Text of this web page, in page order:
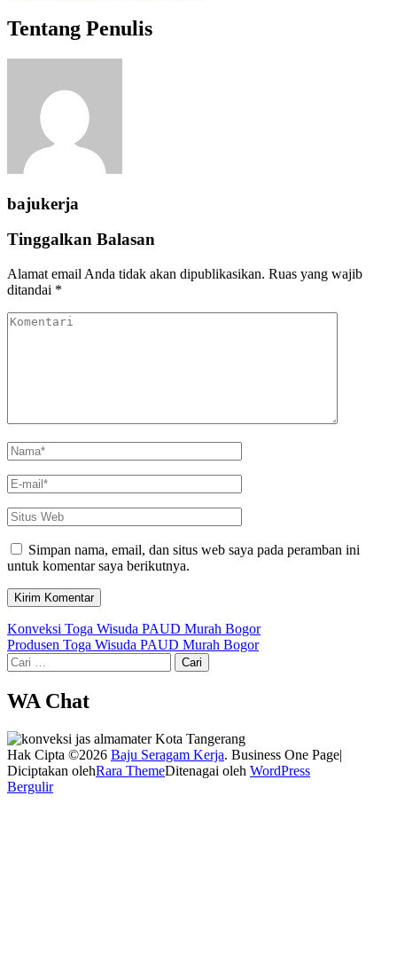
Tentang Penulis
bajukerja
Tinggalkan Balasan
Alamat email Anda tidak akan dipublikasikan. Ruas yang wajib
ditandai *
Komentari
Name*
Email*
Situs
Web
Simpan nama, email, dan situs web saya pada peramban ini
untuk komentar saya berikutnya.
Navigasi
pos
Konveksi Toga Wisuda PAUD Murah Bogor
Produsen Toga Wisuda PAUD Murah Bogor
Cari
untuk:
WA Chat
Hak Cipta ©2026 Baju Seragam Kerja. Business One Page|
Diciptakan olehRara ThemeDitenagai oleh WordPress
Bergulir